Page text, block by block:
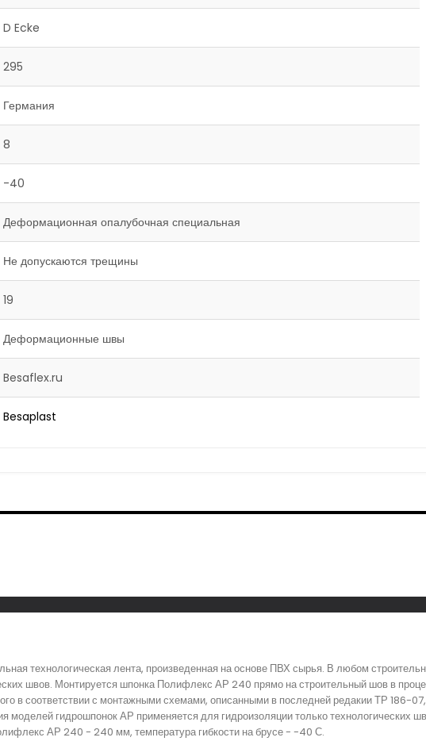
D Ecke
295
Германия
8
-40
Деформационная опалубочная специальная
Не допускаются трещины
19
Деформационные швы
Besaflex.ru
Besaplast
технологическая лента, произведенная на основе ПВХ сырья. В любом
швов. Монтируется шпонка Полифлекс АР 240 прямо на строительный шов в
в соответствии с монтажными схемами, описанными в последней редакии ТР 186-
моделей гидрошпонок АР применяется для гидроизоляции только технологических
АР 240 - 240 мм, температура гибкости на брусе - -40 С.